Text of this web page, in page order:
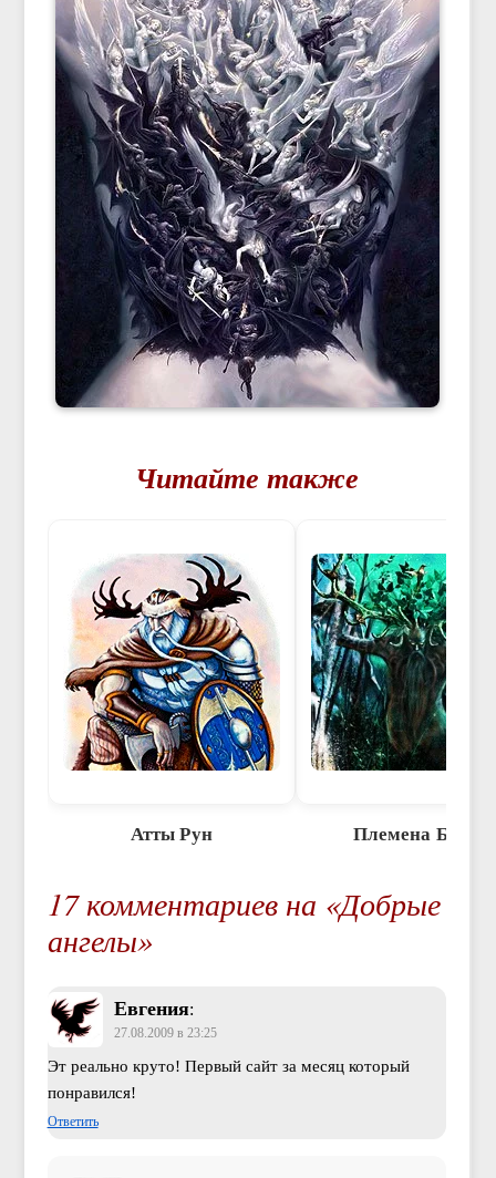
Читайте также
Атты Рун Племена Богов
17 комментариев на «Добрые
ангелы»
Евгения:
27.08.2009 в 23:25
Эт реально круто! Первый сайт за месяц который
понравился!
Ответить